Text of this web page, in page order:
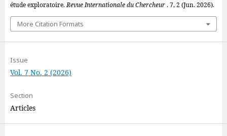
étude exploratoire.Revue Internationale du Chercheur. 7, 2 (Jun. 2026).
More Citation Formats
Issue
Vol. 7 No. 2 (2026)
Section
Articles